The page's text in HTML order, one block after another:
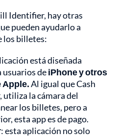
Identifier, hay otras
pueden ayudarlo a
los billetes:
está diseñada
usuarios deiPhone y otros
Apple.Al igual que Cash
la cámara del
los billetes, pero a
esta app es de pago.
: esta aplicación no solo